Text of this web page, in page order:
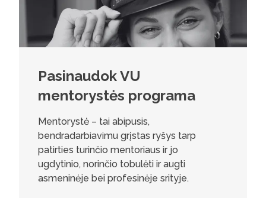
Pasinaudok VU
mentorystės programa
Mentorystė – tai abipusis,
bendradarbiavimu grįstas ryšys tarp
patirties turinčio mentoriaus ir jo
ugdytinio, norinčio tobulėti ir augti
asmeninėje bei profesinėje srityje.